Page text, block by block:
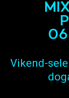
Vikend-